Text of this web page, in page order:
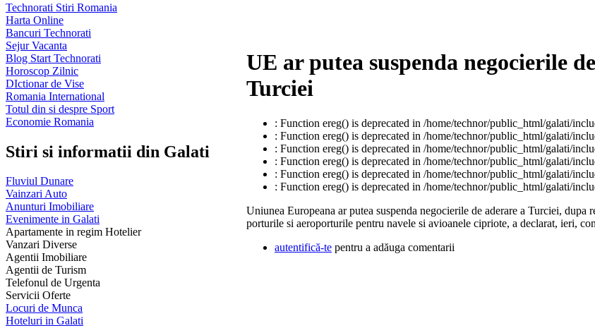
Technorati Stiri Romania
Harta Online
Bancuri Technorati
Sejur Vacanta
Blog Start Technorati
Horoscop Zilnic
DIctionar de Vise
Romania International
Totul din si despre Sport
Economie Romania
Stiri si informatii din Galati
Fluviul Dunare
Vainzari Auto
Anunturi Imobiliare
Evenimente in Galati
Apartamente in regim Hotelier
Vanzari Diverse
Agentii Imobiliare
Agentii de Turism
Telefonul de Urgenta
Servicii Oferte
Locuri de Munca
Hoteluri in Galati
UE ar putea suspenda negocierile
Turciei
: Function ereg() is deprecated in /home/technor/public_html/galati/
: Function ereg() is deprecated in /home/technor/public_html/galati/
: Function ereg() is deprecated in /home/technor/public_html/galati/
: Function ereg() is deprecated in /home/technor/public_html/galati/
: Function ereg() is deprecated in /home/technor/public_html/galati/
: Function ereg() is deprecated in /home/technor/public_html/galati/
Uniunea Europeana ar putea suspenda negocierile de aderare a Turciei, dupa
porturile si aeroporturile pentru navele si avioanele cipriote, a declarat, ieri,
autentifică-te pentru a adăuga comentarii